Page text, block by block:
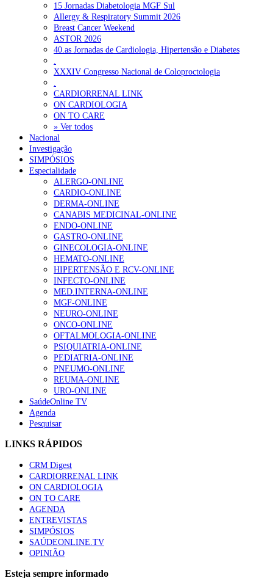
15 Jornadas Diabetologia MGF Sul
Allergy & Respiratory Summit 2026
Breast Cancer Weekend
ASTOR 2026
40.as Jornadas de Cardiologia, Hipertensão e Diabetes
XXXIV Congresso Nacional de Coloproctologia
CARDIORRENAL LINK
ON CARDIOLOGIA
ON TO CARE
» Ver todos
Nacional
Investigação
SIMPÓSIOS
Especialidade
ALERGO-ONLINE
CARDIO-ONLINE
DERMA-ONLINE
CANABIS MEDICINAL-ONLINE
ENDO-ONLINE
GASTRO-ONLINE
GINECOLOGIA-ONLINE
HEMATO-ONLINE
HIPERTENSÃO E RCV-ONLINE
INFECTO-ONLINE
MED.INTERNA-ONLINE
MGF-ONLINE
NEURO-ONLINE
ONCO-ONLINE
OFTALMOLOGIA-ONLINE
PSIQUIATRIA-ONLINE
PEDIATRIA-ONLINE
PNEUMO-ONLINE
REUMA-ONLINE
URO-ONLINE
SaúdeOnline TV
Agenda
Pesquisar
LINKS RÁPIDOS
CRM Digest
CARDIORRENAL LINK
ON CARDIOLOGIA
ON TO CARE
AGENDA
ENTREVISTAS
SIMPÓSIOS
SAÚDEONLINE.TV
OPINIÃO
Esteja sempre informado